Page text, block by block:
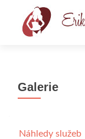
Galerie
Náhledy služeb